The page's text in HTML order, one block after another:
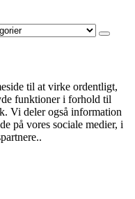
til at virke ordentligt,
funktioner i forhold til
Vi deler også information
på vores sociale medier, i